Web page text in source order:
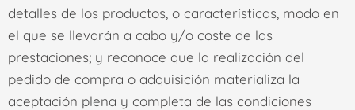
detalles de los productos, o características, modo en
el que se llevarán a cabo y/o coste de las
prestaciones; y reconoce que la realización del
pedido de compra o adquisición materializa la
aceptación plena y completa de las condiciones